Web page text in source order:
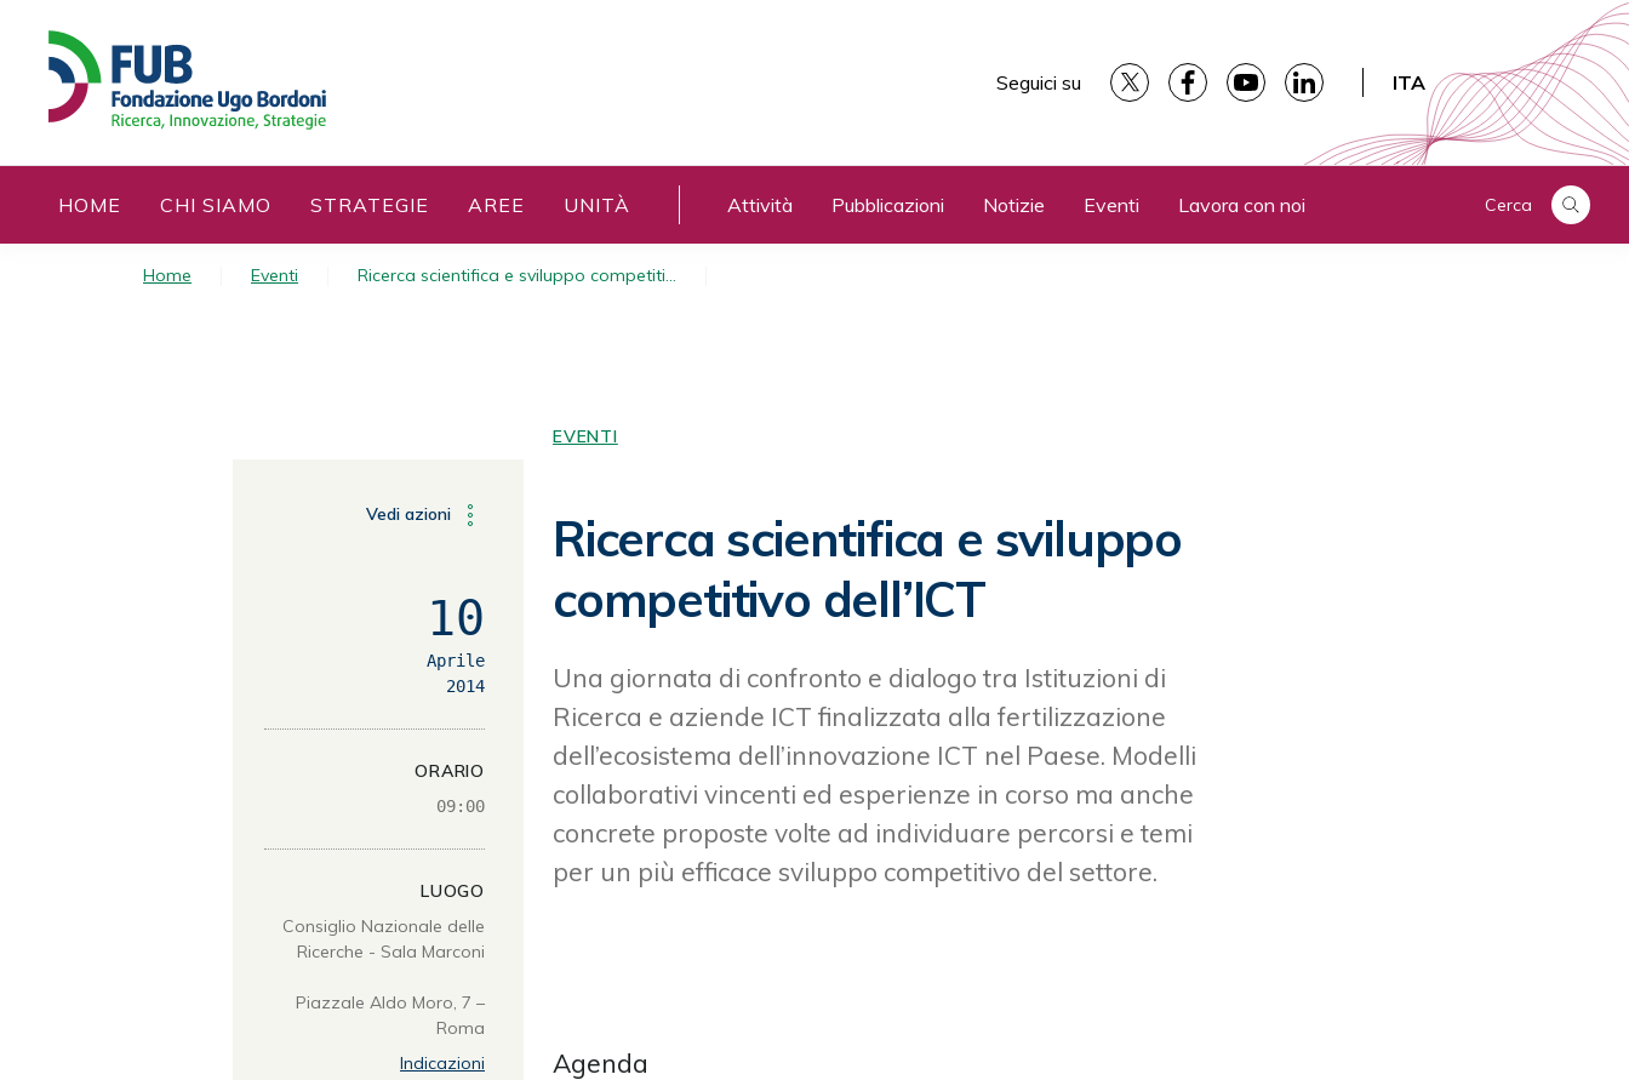
o
n
Seguici su ITA
HOME CHI SIAMO STRATEGIE AREE UNITÀ Attività Pubblicazioni Notizie Eventi Lavora con noi Cerca
Home Eventi Ricerca scientifica e sviluppo competiti…
EVENTI
Ricerca scientifica e sviluppo
competitivo dell’ICT
Una giornata di confronto e dialogo tra Istituzioni di
Ricerca e aziende ICT finalizzata alla fertilizzazione
dell’ecosistema dell’innovazione ICT nel Paese. Modelli
collaborativi vincenti ed esperienze in corso ma anche
concrete proposte volte ad individuare percorsi e temi
per un più efficace sviluppo competitivo del settore.
Vedi azioni
10
Aprile
2014
ORARIO
09:00
LUOGO
Consiglio Nazionale delle
Ricerche - Sala Marconi
Piazzale Aldo Moro, 7 –
Roma
Indicazioni
Agenda